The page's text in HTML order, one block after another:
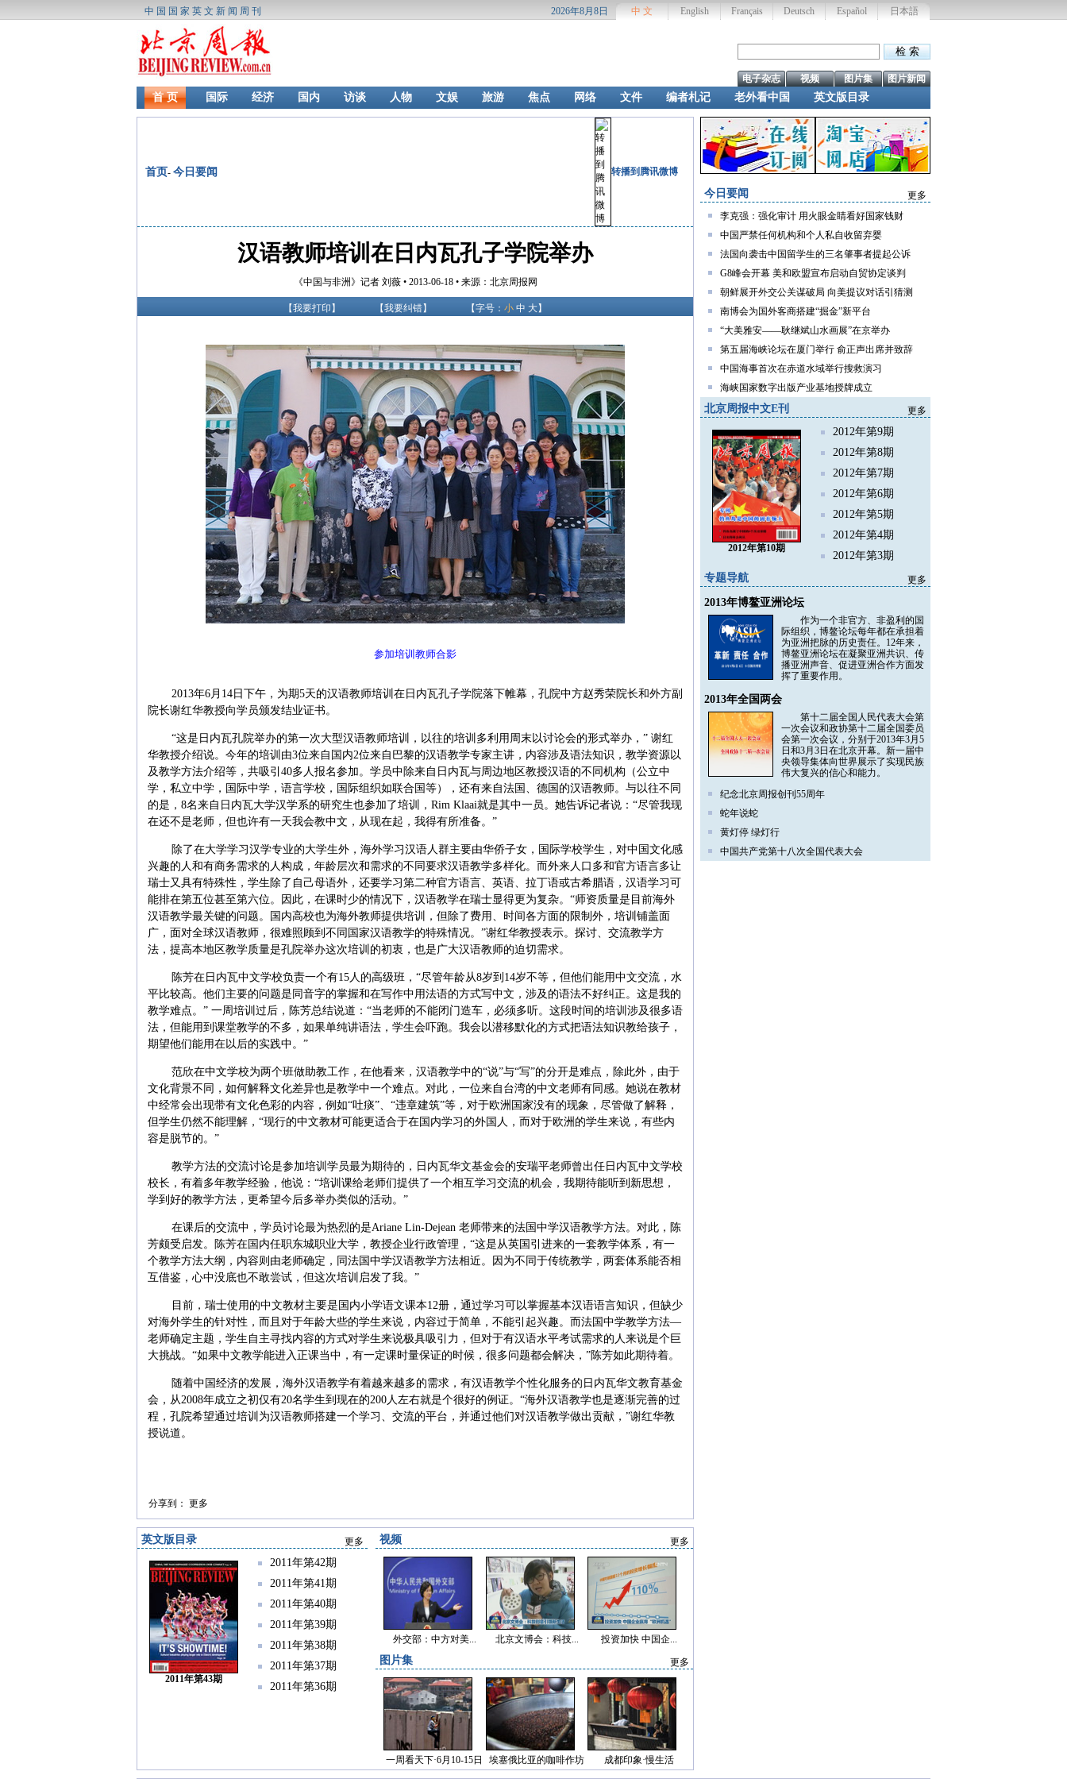
中国国家英文新闻周刊 日本語
Español
Deutsch
Français
English
中 文
2026年8月8日
图片新闻
图片集
视频
电子杂志
首 页 国际 经济 国内 访谈 人物 文娱 旅游 焦点 网络 文件 编者札记 老外看中国 英文版目录
首页- 今日要闻 转播到腾讯微博
汉语教师培训在日内瓦孔子学院举办
《中国与非洲》记者 刘薇 • 2013-06-18 • 来源：北京周报网
【我要打印 】 【我要纠错】 【字号： 小 中 大】
参加培训教师合影
2013年6月14日下午，为期5天的汉语教师培训在日内瓦孔子学院落下帷幕，孔院中方赵秀荣院长和外方副
院长谢红华教授向学员颁发结业证书。
“这是日内瓦孔院举办的第一次大型汉语教师培训，以往的培训多利用周末以讨论会的形式举办，” 谢红
华教授介绍说。今年的培训由3位来自国内2位来自巴黎的汉语教学专家主讲，内容涉及语法知识，教学资源以
及教学方法介绍等，共吸引40多人报名参加。学员中除来自日内瓦与周边地区教授汉语的不同机构（公立中
学，私立中学，国际中学，语言学校，国际组织如联合国等），还有来自法国、德国的汉语教师。与以往不同
的是，8名来自日内瓦大学汉学系的研究生也参加了培训，Rim Klaai就是其中一员。她告诉记者说：“尽管我现
在还不是老师，但也许有一天我会教中文，从现在起，我得有所准备。”
除了在大学学习汉学专业的大学生外，海外学习汉语人群主要由华侨子女，国际学校学生，对中国文化感
兴趣的人和有商务需求的人构成，年龄层次和需求的不同要求汉语教学多样化。而外来人口多和官方语言多让
瑞士又具有特殊性，学生除了自己母语外，还要学习第二种官方语言、英语、拉丁语或古希腊语，汉语学习可
能排在第五位甚至第六位。因此，在课时少的情况下，汉语教学在瑞士显得更为复杂。“师资质量是目前海外
汉语教学最关键的问题。国内高校也为海外教师提供培训，但除了费用、时间各方面的限制外，培训铺盖面
广，面对全球汉语教师，很难照顾到不同国家汉语教学的特殊情况。”谢红华教授表示。探讨、交流教学方
法，提高本地区教学质量是孔院举办这次培训的初衷，也是广大汉语教师的迫切需求。
陈芳在日内瓦中文学校负责一个有15人的高级班，“尽管年龄从8岁到14岁不等，但他们能用中文交流，水
平比较高。他们主要的问题是同音字的掌握和在写作中用法语的方式写中文，涉及的语法不好纠正。这是我的
教学难点。” 一周培训过后，陈芳总结说道：“当老师的不能闭门造车，必须多听。这段时间的培训涉及很多语
法，但能用到课堂教学的不多，如果单纯讲语法，学生会吓跑。我会以潜移默化的方式把语法知识教给孩子，
期望他们能用在以后的实践中。”
范欣在中文学校为两个班做助教工作，在他看来，汉语教学中的“说”与“写”的分开是难点，除此外，由于
文化背景不同，如何解释文化差异也是教学中一个难点。对此，一位来自台湾的中文老师有同感。她说在教材
中经常会出现带有文化色彩的内容，例如“吐痰”、“违章建筑”等，对于欧洲国家没有的现象，尽管做了解释，
但学生仍然不能理解，“现行的中文教材可能更适合于在国内学习的外国人，而对于欧洲的学生来说，有些内
容是脱节的。”
教学方法的交流讨论是参加培训学员最为期待的，日内瓦华文基金会的安瑞平老师曾出任日内瓦中文学校
校长，有着多年教学经验，他说：“培训课给老师们提供了一个相互学习交流的机会，我期待能听到新思想，
学到好的教学方法，更希望今后多举办类似的活动。”
在课后的交流中，学员讨论最为热烈的是Ariane Lin-Dejean 老师带来的法国中学汉语教学方法。对此，陈
芳颇受启发。陈芳在国内任职东城职业大学，教授企业行政管理，“这是从英国引进来的一套教学体系，有一
个教学方法大纲，内容则由老师确定，同法国中学汉语教学方法相近。因为不同于传统教学，两套体系能否相
互借鉴，心中没底也不敢尝试，但这次培训启发了我。”
目前，瑞士使用的中文教材主要是国内小学语文课本12册，通过学习可以掌握基本汉语语言知识，但缺少
对海外学生的针对性，而且对于年龄大些的学生来说，内容过于简单，不能引起兴趣。而法国中学教学方法—
老师确定主题，学生自主寻找内容的方式对学生来说极具吸引力，但对于有汉语水平考试需求的人来说是个巨
大挑战。“如果中文教学能进入正课当中，有一定课时量保证的时候，很多问题都会解决，”陈芳如此期待着。
随着中国经济的发展，海外汉语教学有着越来越多的需求，有汉语教学个性化服务的日内瓦华文教育基金
会，从2008年成立之初仅有20名学生到现在的200人左右就是个很好的例证。“海外汉语教学也是逐渐完善的过
程，孔院希望通过培训为汉语教师搭建一个学习、交流的平台，并通过他们对汉语教学做出贡献，”谢红华教
授说道。
分享到： 更多
今日要闻
更多
李克强：强化审计 用火眼金睛看好国家钱财
中国严禁任何机构和个人私自收留弃婴
法国向袭击中国留学生的三名肇事者提起公诉
G8峰会开幕 美和欧盟宣布启动自贸协定谈判
朝鲜展开外交公关谋破局 向美提议对话引猜测
南博会为国外客商搭建“掘金”新平台
“大美雅安——耿继斌山水画展”在京举办
第五届海峡论坛在厦门举行 俞正声出席并致辞
中国海事首次在赤道水域举行搜救演习
海峡国家数字出版产业基地授牌成立
北京周报中文E刊 更多
2012年第10期
2012年第9期
2012年第8期
2012年第7期
2012年第6期
2012年第5期
2012年第4期
2012年第3期
专题导航
更多
2013年博鳌亚洲论坛
作为一个非官方、非盈利的国
际组织，博鳌论坛每年都在承担着
为亚洲把脉的历史责任。12年来，
博鳌亚洲论坛在凝聚亚洲共识、传
播亚洲声音、促进亚洲合作方面发
挥了重要作用。
2013年全国两会
第十二届全国人民代表大会第
一次会议和政协第十二届全国委员
会第一次会议，分别于2013年3月5
日和3月3日在北京开幕。新一届中
央领导集体向世界展示了实现民族
伟大复兴的信心和能力。
纪念北京周报创刊55周年
蛇年说蛇
黄灯停 绿灯行
中国共产党第十八次全国代表大会
英文版目录 更多
2011年第43期
2011年第42期
2011年第41期
2011年第40期
2011年第39期
2011年第38期
2011年第37期
2011年第36期
视频 更多
外交部：中方对美... 北京文博会：科技... 投资加快 中国企...
图片集 更多
一周看天下·6月10-15日 埃塞俄比亚的咖啡作坊 成都印象·慢生活